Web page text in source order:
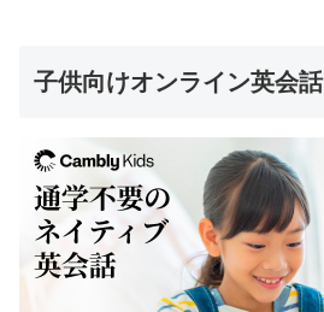
子供向けオンライン英会話